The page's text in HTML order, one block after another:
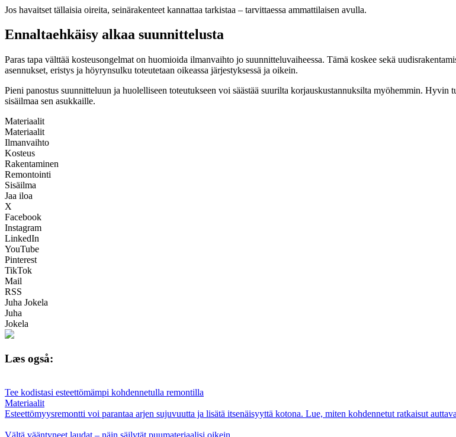
Jos havaitset tällaisia oireita, seinärakenteet kannattaa tarkistaa – tarvittaessa ammattilaisen avulla.
Ennaltaehkäisy alkaa suunnittelusta
Paras tapa välttää kosteusongelmat on huomioida ilmanvaihto jo suunnitteluvaiheessa. Tämä koskee sekä
asennukset, eristys ja höyrynsulku toteutetaan oikeassa järjestyksessä ja oikein.
Pieni panostus suunnitteluun ja huolelliseen toteutukseen voi säästää suurilta korjauskustannuksilta myöhemmin. Hyvin
sisäilmaa sen asukkaille.
Materiaalit
Materiaalit
Ilmanvaihto
Kosteus
Rakentaminen
Remontointi
Sisäilma
Jaa iloa
X
Facebook
Instagram
LinkedIn
YouTube
Pinterest
TikTok
Mail
RSS
Juha Jokela
Juha
Jokela
Læs også:
Tee kodistasi esteettömämpi kohdennetulla remontilla
Materiaalit
Esteettömyysremontti voi parantaa arjen sujuvuutta ja lisätä itsenäisyyttä kotona. Lue, miten kohdennetut ratkaisut
Vältä vääntyneet laudat – näin säilytät puumateriaalisi oikein